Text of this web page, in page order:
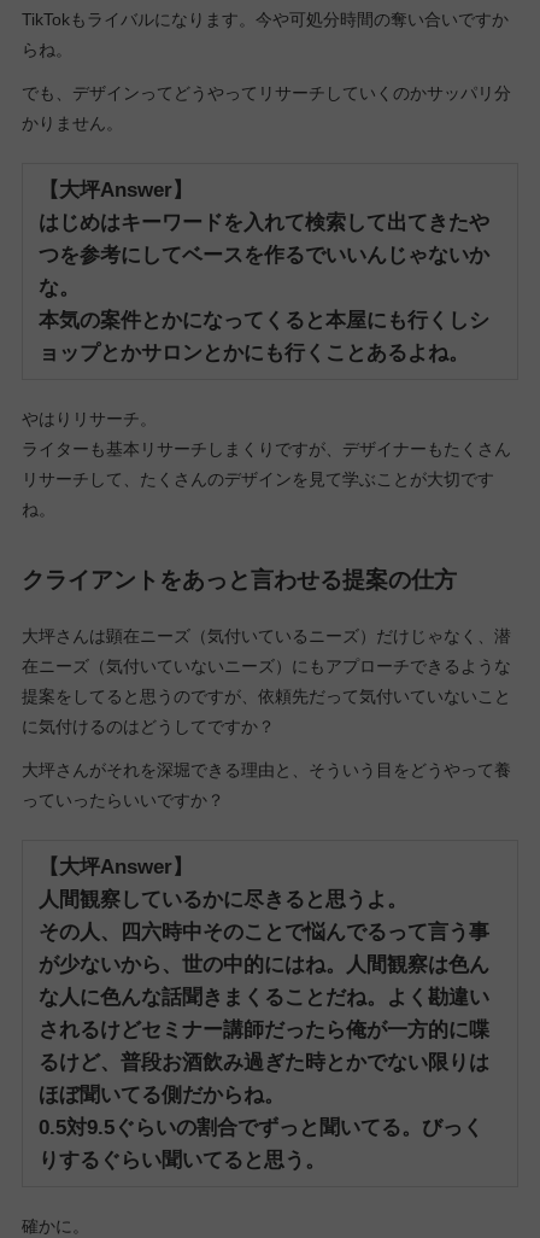
TikTokもライバルになります。今や可処分時間の奪い合いですか
らね。
でも、デザインってどうやってリサーチしていくのかサッパリ分
かりません。
【大坪Answer】
はじめはキーワードを入れて検索して出てきたや
つを参考にしてベースを作るでいいんじゃないか
な。
本気の案件とかになってくると本屋にも行くしシ
ョップとかサロンとかにも行くことあるよね。
やはりリサーチ。
ライターも基本リサーチしまくりですが、デザイナーもたくさん
リサーチして、たくさんのデザインを見て学ぶことが大切です
ね。
クライアントをあっと言わせる提案の仕方
大坪さんは顕在ニーズ（気付いているニーズ）だけじゃなく、潜
在ニーズ（気付いていないニーズ）にもアプローチできるような
提案をしてると思うのですが、依頼先だって気付いていないこと
に気付けるのはどうしてですか？
大坪さんがそれを深堀できる理由と、そういう目をどうやって養
っていったらいいですか？
【大坪Answer】
人間観察しているかに尽きると思うよ。
その人、四六時中そのことで悩んでるって言う事
が少ないから、世の中的にはね。
人間観察は色ん
な人に色んな話聞きまくることだね。
よく勘違い
されるけどセミナー講師だったら俺が一方的に喋
るけど、普段お酒飲み過ぎた時とかでない限りは
ほぼ聞いてる側だからね。
0.5対9.5ぐらいの割合でずっと聞いてる。びっく
りするぐらい聞いてると思う。
確かに。